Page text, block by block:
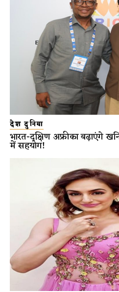
देश दुनिया
भारत-दक्षिण अफ्रीका बढ़ाएंगे
में सहयोग!